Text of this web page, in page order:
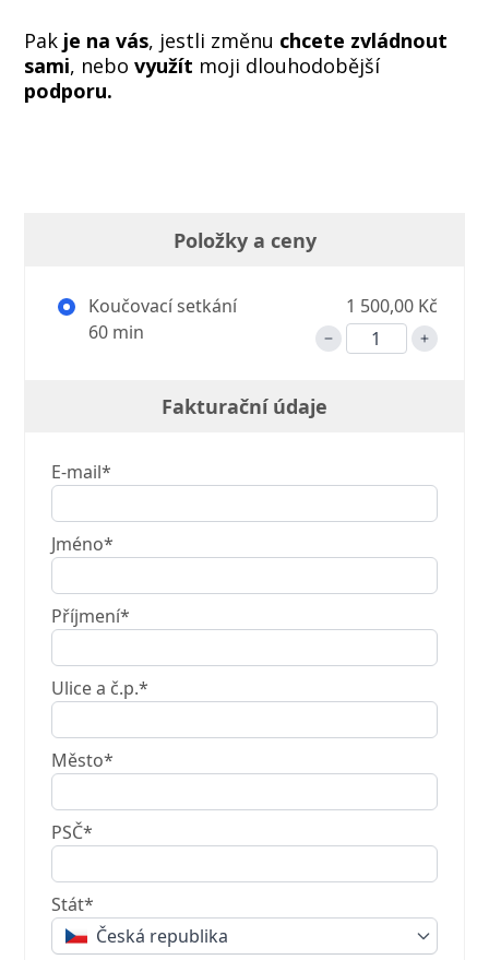
Pak je na vás, jestli změnu chcete zvládnout
sami, nebovyužít moji dlouhodobější
podporu.
Položky a ceny
Koučovací setkání
60 min
1 500,00 Kč
Fakturační údaje
E-mail*
Jméno*
Příjmení*
Ulice a č.p.*
Město*
PSČ*
Stát*
Česká republika